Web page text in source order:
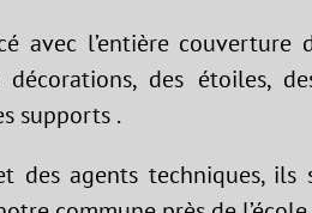
avec l’entière couverture
des étoiles,
supports .
des agents techniques,